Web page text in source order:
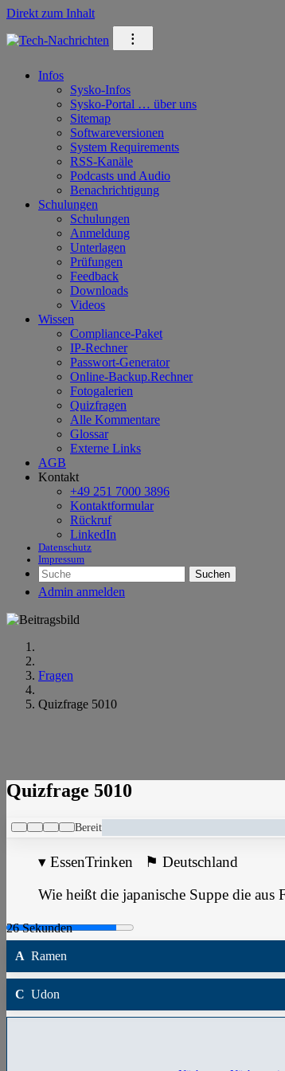
Direkt zum Inhalt
⁝
Infos
Sysko-Infos
Sysko-Portal … über uns
Sitemap
Softwareversionen
System Requirements
RSS-Kanäle
Podcasts und Audio
Benachrichtigung
Schulungen
Schulungen
Anmeldung
Unterlagen
Prüfungen
Feedback
Downloads
Videos
Wissen
Compliance-Paket
IP-Rechner
Passwort-Generator
Online-Backup.Rechner
Fotogalerien
Quizfragen
Alle Kommentare
Glossar
Externe Links
AGB
Kontakt
+49 251 7000 3896
Kontaktformular
Rückruf
LinkedIn
Datenschutz
Impressum
Suchen
Admin anmelden
Fragen
Quizfrage 5010
Quizfrage 5010
Bereit
▾ EssenTrinken ⚑ Deutschland
Wie heißt die japanische Suppe die
A Ramen
C Udon